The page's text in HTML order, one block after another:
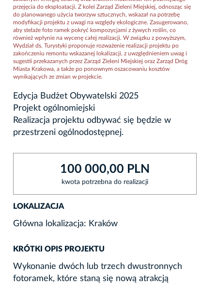
przejęcia do eksploatacji. Z kolei Zarząd Zieleni Miejskiej, odnosząc się
do planowanego użycia tworzyw sztucznych, wskazał na potrzebę
modyfikacji projektu z uwagi na względy ekologiczne. Zasugerowano,
aby stelaże foto ramek pokryć kompozycjami z żywych roślin, co
również wpłynie na wycenę całej realizacji. W związku z powyższym,
Wydział ds. Turystyki proponuje rozważenie realizacji projektu po
zakończeniu remontu wskazanej lokalizacji, z uwzględnieniem uwag i
sugestii przekazanych przez Zarząd Zieleni Miejskiej oraz Zarząd Dróg
Miasta Krakowa, a także po ponownym oszacowaniu kosztów
wynikających ze zmian w projekcie.
Edycja Budżet Obywatelski 2025
Projekt ogólnomiejski
Realizacja projektu odbywać się będzie w
przestrzeni ogólnodostępnej.
100 000,00 PLN
kwota potrzebna do realizacji
LOKALIZACJA
Główna lokalizacja: Kraków
KRÓTKI OPIS PROJEKTU
Wykonanie dwóch lub trzech dwustronnych
fotoramek, które staną się nową atrakcją